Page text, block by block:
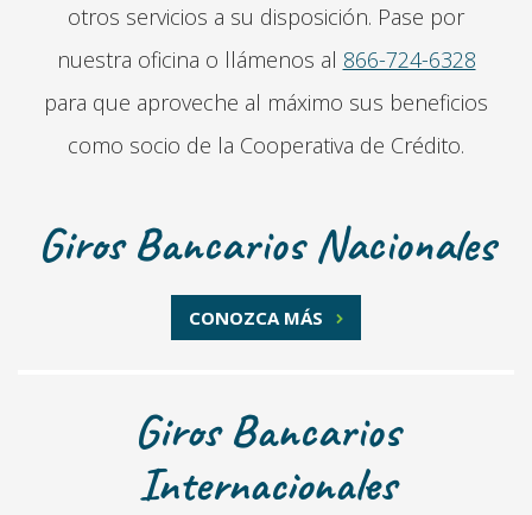
otros servicios a su disposición. Pase por
nuestra oficina o llámenos al 866-724-6328
para que aproveche al máximo sus beneficios
como socio de la Cooperativa de Crédito.
Giros Bancarios Nacionales
CONOZCA MÁS
Giros Bancarios
Internacionales